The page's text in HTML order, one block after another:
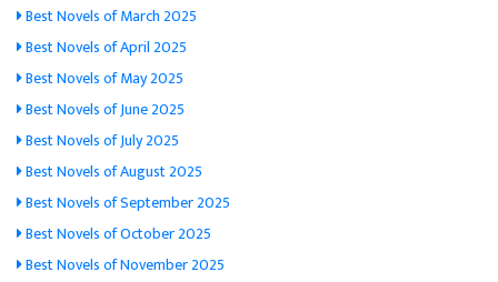
Best Novels of March 2025
Best Novels of April 2025
Best Novels of May 2025
Best Novels of June 2025
Best Novels of July 2025
Best Novels of August 2025
Best Novels of September 2025
Best Novels of October 2025
Best Novels of November 2025